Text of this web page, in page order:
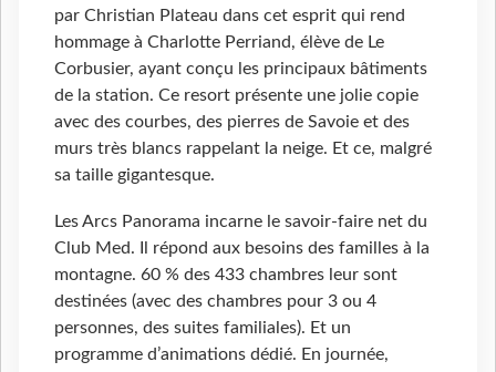
par Christian Plateau dans cet esprit qui rend
hommage à Charlotte Perriand, élève de Le
Corbusier, ayant conçu les principaux bâtiments
de la station. Ce resort présente une jolie copie
avec des courbes, des pierres de Savoie et des
murs très blancs rappelant la neige. Et ce, malgré
sa taille gigantesque.
Les Arcs Panorama incarne le savoir-faire net du
Club Med. Il répond aux besoins des familles à la
montagne. 60 % des 433 chambres leur sont
destinées (avec des chambres pour 3 ou 4
personnes, des suites familiales). Et un
programme d’animations dédié. En journée,